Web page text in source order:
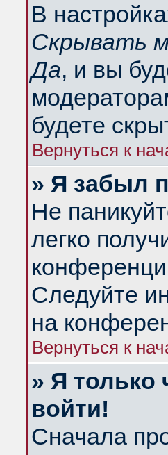
В
Скрывать
Да, и вы
будете
Вернуться к
» Я забыл
Не
легко
Следуйте
на
Вернуться к
» Я только
войти!
Сначала